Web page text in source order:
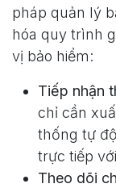
pháp quản lý
hóa quy trình
vị bảo hiểm:
Tiếp nhận
chỉ cần
thống tự
trực tiếp
Theo dõi